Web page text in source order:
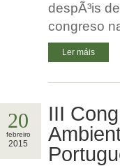
despÃ³is
congreso
Ler máis
20
febreiro
2015
III